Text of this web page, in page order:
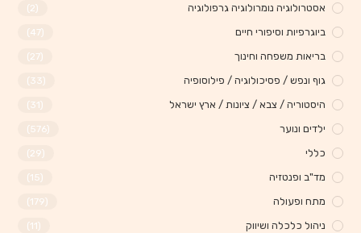
אסטרולוגיה נומרולוגיה גרפולוגיה (2)
ביוגרפיות וסיפורי חיים (47)
בריאות משפחה וחינוך (27)
גוף ונפש / פסיכולוגיה / פילוסופיה (33)
היסטוריה / צבא / ציונות / ארץ ישראל (31)
ילדים ונוער (576)
כללי (29)
מד"ב ופנטזיה (15)
מתח ופעולה (179)
ניהול כלכלה ושיווק (11)